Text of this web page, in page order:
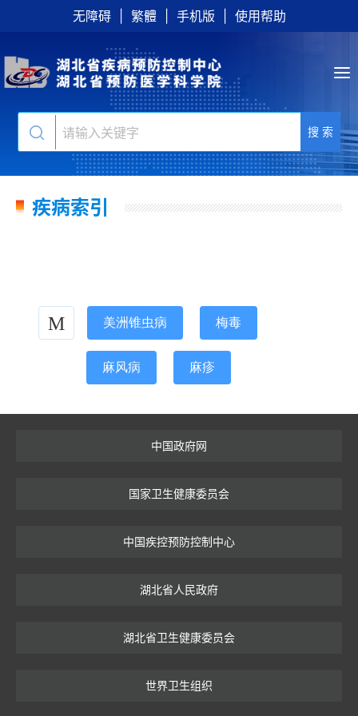
无障碍 繁體 手机版 使用帮助
搜 索
疾病索引
M 美洲锥虫病 梅毒
麻风病 麻疹
中国政府网
国家卫生健康委员会
中国疾控预防控制中心
湖北省人民政府
湖北省卫生健康委员会
世界卫生组织